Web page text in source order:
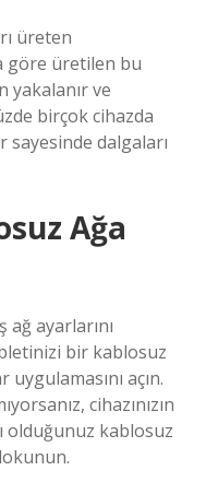
üreten
göre üretilen bu
yakalanır ve
birçok cihazda
sayesinde dalgaları
Ağa
ayarlarını
bir kablosuz
uygulamasını açın.
cihazınızın
olduğunuz kablosuz